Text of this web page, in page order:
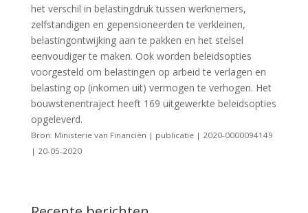
het verschil in belastingdruk tussen werknemers,
zelfstandigen en gepensioneerden te verkleinen,
belastingontwijking aan te pakken en het stelsel
eenvoudiger te maken. Ook worden beleidsopties
voorgesteld om belastingen op arbeid te verlagen en
belasting op (inkomen uit) vermogen te verhogen. Het
bouwstenentraject heeft 169 uitgewerkte beleidsopties
opgeleverd.
Bron: Ministerie van Financiën | publicatie | 2020-0000094149
| 20-05-2020